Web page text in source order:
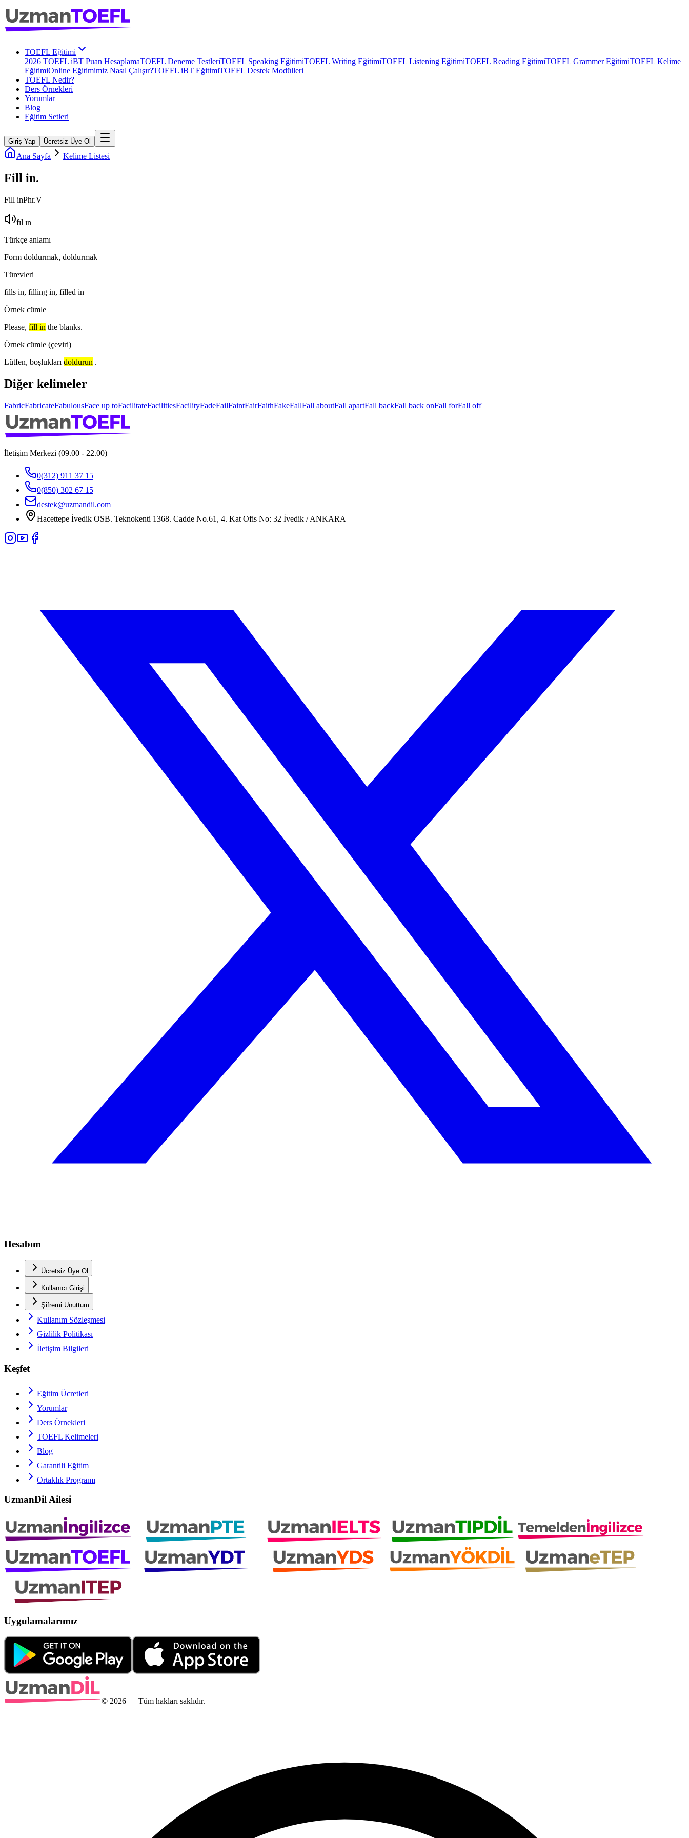
TOEFL Eğitimi
2026 TOEFL iBT Puan HesaplamaTOEFL Deneme TestleriTOEFL Speaking EğitimiTOEFL Writing EğitimiTOEFL Listening EğitimiTOEFL Reading EğitimiTOEFL Grammer EğitimiTOEFL Kelime
EğitimiOnline Eğitimimiz Nasıl Çalışır?TOEFL iBT EğitimiTOEFL Destek Modülleri
TOEFL Nedir?
Ders Örnekleri
Yorumlar
Blog
Eğitim Setleri
Giriş Yap Ücretsiz Üye Ol
Ana Sayfa Kelime Listesi
Fill in.
Fill inPhr.V
fɪl ɪn
Türkçe anlamı
Form doldurmak, doldurmak
Türevleri
fills in, filling in, filled in
Örnek cümle
Please, fill in the blanks.
Örnek cümle (çeviri)
Lütfen, boşlukları doldurun .
Diğer kelimeler
FabricFabricateFabulousFace up toFacilitateFacilitiesFacilityFadeFailFaintFairFaithFakeFallFall aboutFall apartFall backFall back onFall forFall off
İletişim Merkezi (09.00 - 22.00)
0(312) 911 37 15
0(850) 302 67 15
destek@uzmandil.com
Hacettepe İvedik OSB. Teknokenti 1368. Cadde No.61, 4. Kat Ofis No: 32 İvedik / ANKARA
Hesabım
Ücretsiz Üye Ol
Kullanıcı Girişi
Şifremi Unuttum
Kullanım Sözleşmesi
Gizlilik Politikası
İletişim Bilgileri
Keşfet
Eğitim Ücretleri
Yorumlar
Ders Örnekleri
TOEFL Kelimeleri
Blog
Garantili Eğitim
Ortaklık Programı
UzmanDil Ailesi
Uygulamalarımız
© 2026 — Tüm hakları saklıdır.